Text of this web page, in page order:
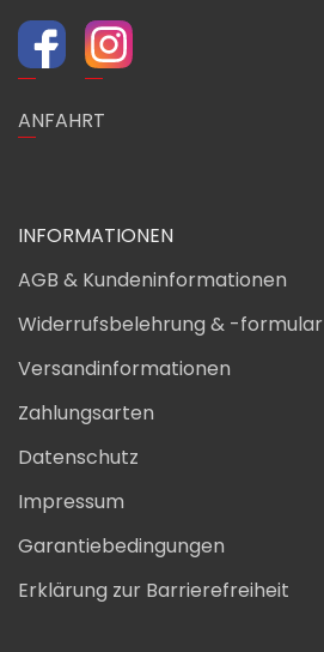
ANFAHRT
INFORMATIONEN
AGB & Kundeninformationen
Widerrufsbelehrung & -formular
Versandinformationen
Zahlungsarten
Datenschutz
Impressum
Garantiebedingungen
Erklärung zur Barrierefreiheit